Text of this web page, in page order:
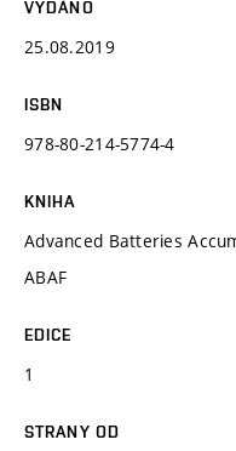
VYDÁNO
25.08.2019
ISBN
978-80-214-5774-4
KNIHA
Advanced Batteries
ABAF
EDICE
1
STRANY OD